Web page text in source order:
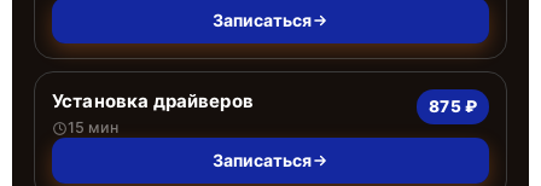
Записаться
Установка драйверов
15 мин
875 ₽
Записаться